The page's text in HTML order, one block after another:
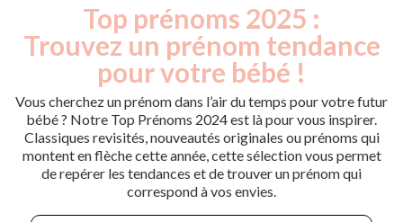
Top prénoms 2025 :
Trouvez un prénom tendance
pour votre bébé !
Vous cherchez un prénom dans l’air du temps pour votre futur
bébé ? Notre Top Prénoms 2024 est là pour vous inspirer.
Classiques revisités, nouveautés originales ou prénoms qui
montent en flèche cette année, cette sélection vous permet
de repérer les tendances et de trouver un prénom qui
correspond à vos envies.